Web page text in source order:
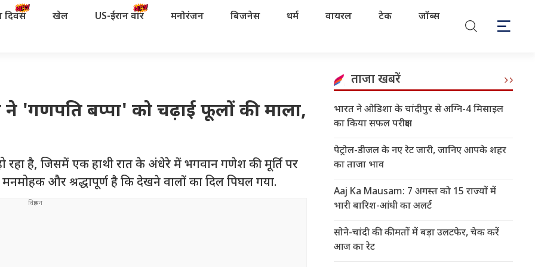
दिवस खेल US-ईरान वॉर मनोरंजन बिजनेस धर्म वायरल टेक जॉब्स
'गणपति बप्पा' को चढ़ाई फूलों की माला,
रहा है, जिसमें एक हाथी रात के अंधेरे में भगवान गणेश की मूर्ति पर
और श्रद्धापूर्ण है कि देखने वालों का दिल पिघल गया.
ताजा खबरें
भारत ने ओडिशा के चांदीपुर से अग्नि-4 मिसाइल
का किया सफल परीक्षण
पेट्रोल-डीजल के नए रेट जारी, जानिए आपके शहर
का ताजा भाव
Aaj Ka Mausam: 7 अगस्त को 15 राज्यों में
भारी बारिश-आंधी का अलर्ट
सोने-चांदी की कीमतों में बड़ा उलटफेर, चेक करें
आज का रेट